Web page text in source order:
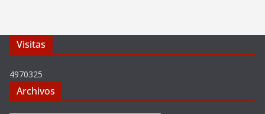
Visitas
4970325
Archivos